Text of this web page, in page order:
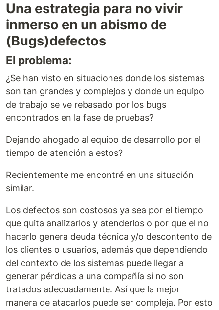
Una estrategia para no vivir
inmerso en un abismo de
(Bugs)defectos
El problema:
¿Se han visto en situaciones donde los sistemas
son tan grandes y complejos y donde un equipo
de trabajo se ve rebasado por los bugs
encontrados en la fase de pruebas?
Dejando ahogado al equipo de desarrollo por el
tiempo de atención a estos?
Recientemente me encontré en una situación
similar.
Los defectos son costosos ya sea por el tiempo
que quita analizarlos y atenderlos o por que el no
hacerlo genera deuda técnica y/o descontento de
los clientes o usuarios, además que dependiendo
del contexto de los sistemas puede llegar a
generar pérdidas a una compañía si no son
tratados adecuadamente. Así que la mejor
manera de atacarlos puede ser compleja. Por esto